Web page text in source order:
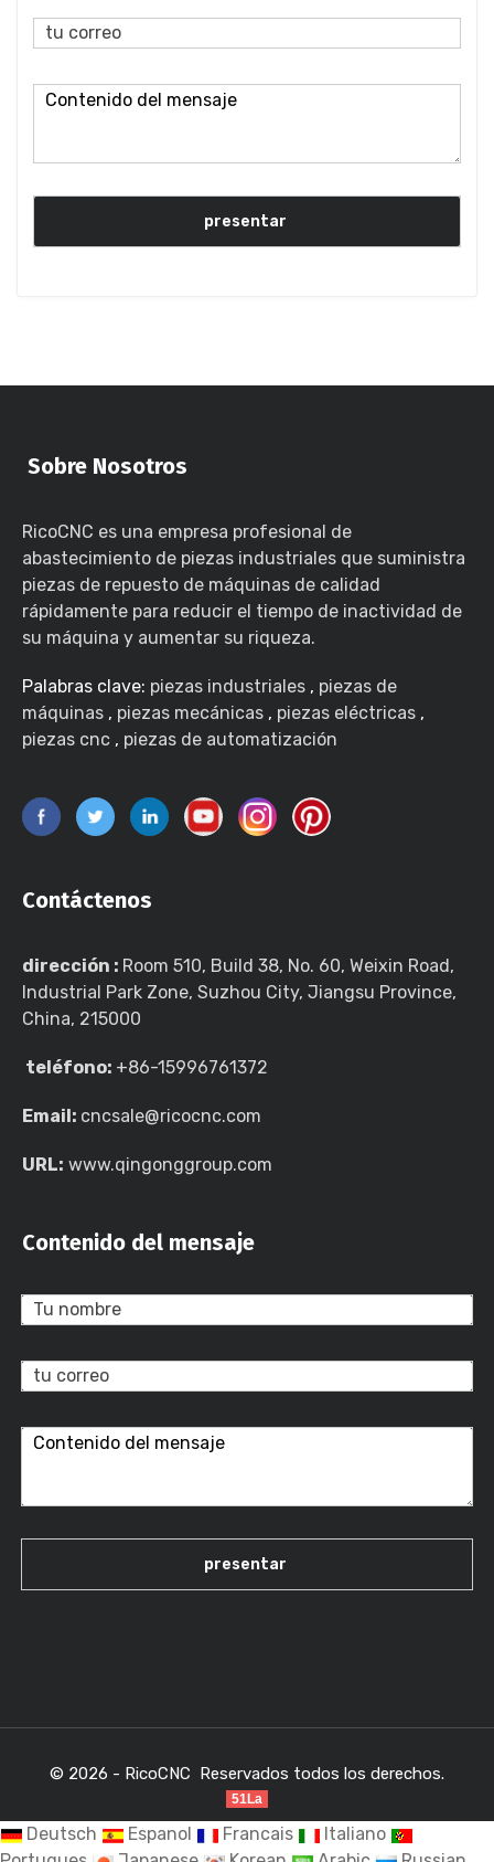
Sobre Nosotros
RicoCNC es una empresa profesional de
abastecimiento de piezas industriales que suministra
piezas de repuesto de máquinas de calidad
rápidamente para reducir el tiempo de inactividad de
su máquina y aumentar su riqueza.
Palabras clave: piezas industriales , piezas de
máquinas , piezas mecánicas , piezas eléctricas ,
piezas cnc , piezas de automatización
Contáctenos
dirección : Room 510, Build 38, No. 60, Weixin Road,
Industrial Park Zone, Suzhou City, Jiangsu Province,
China, 215000
teléfono: +86-15996761372
Email: cncsale@ricocnc.com
URL: www.qingonggroup.com
Contenido del mensaje
© 2026 - RicoCNC Reservados todos los derechos.
51La
Deutsch Espanol Francais
Italiano